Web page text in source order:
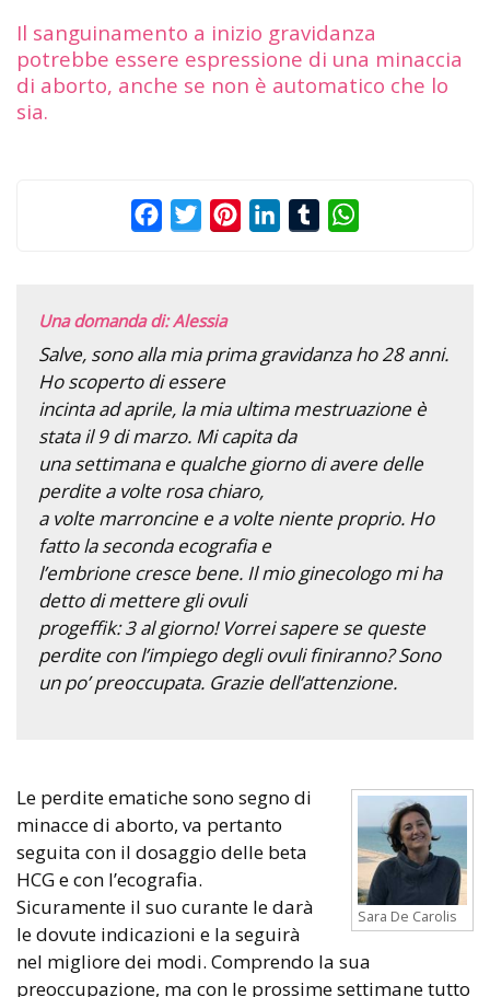
Il sanguinamento a inizio gravidanza
potrebbe essere espressione di una minaccia
di aborto, anche se non è automatico che lo
sia.
FacebookTwitterPinterestLinkedInTumblr
Una domanda di: Alessia
Salve, sono alla mia prima gravidanza ho 28 anni.
Ho scoperto di essere
incinta ad aprile, la mia ultima mestruazione è
stata il 9 di marzo. Mi capita da
una settimana e qualche giorno di avere delle
perdite a volte rosa chiaro,
a volte marroncine e a volte niente proprio. Ho
fatto la seconda ecografia e
l’embrione cresce bene. Il mio ginecologo mi ha
detto di mettere gli ovuli
progeffik: 3 al giorno! Vorrei sapere se queste
perdite con l’impiego degli ovuli finiranno? Sono
un po’ preoccupata. Grazie dell’attenzione.
Sara De Carolis
Le perdite ematiche sono segno di
minacce di aborto, va pertanto
seguita con il dosaggio delle beta
HCG e con l’ecografia.
Sicuramente il suo curante le darà
le dovute indicazioni e la seguirà
nel migliore dei modi. Comprendo la sua
preoccupazione, ma con le prossime settimane tutto